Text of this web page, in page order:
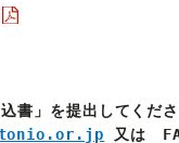
書」を提出してくだ
又は　